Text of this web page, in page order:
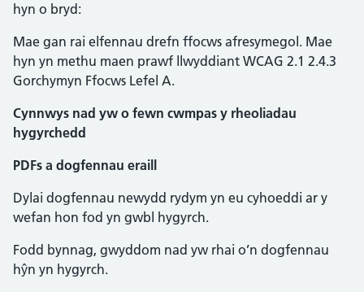
hyn o bryd:
Mae gan rai elfennau drefn ffocws afresymegol. Mae
hyn yn methu maen prawf llwyddiant WCAG 2.1 2.4.3
Gorchymyn Ffocws Lefel A.
Cynnwys nad yw o fewn cwmpas y rheoliadau
hygyrchedd
PDFs a dogfennau eraill
Dylai dogfennau newydd rydym yn eu cyhoeddi ar y
wefan hon fod yn gwbl hygyrch.
Fodd bynnag, gwyddom nad yw rhai o’n dogfennau
hŷn yn hygyrch.